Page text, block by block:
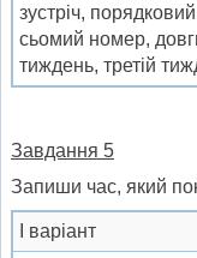
зустріч,
сьомий номер,
тиждень, третій
Завдання 5
Запиши час, який
І варіант